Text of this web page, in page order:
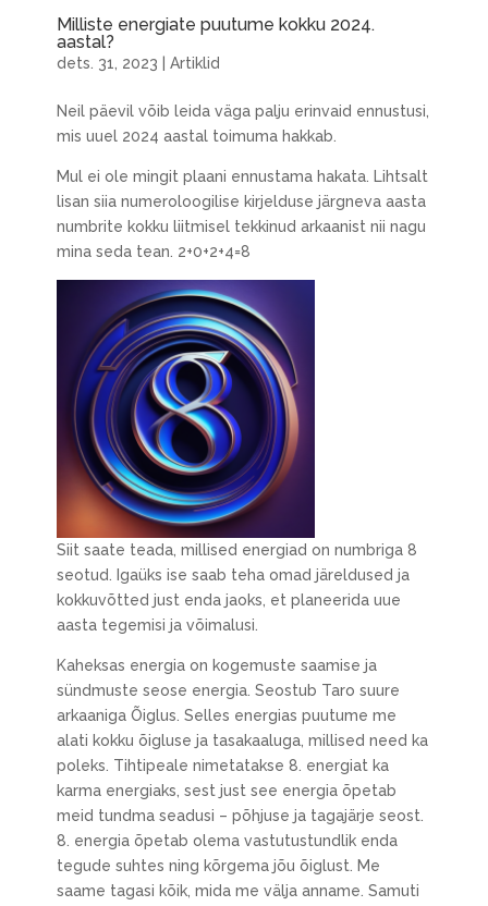
Milliste energiate puutume kokku 2024.
aastal?
dets. 31, 2023 Artiklid
Neil päevil võib leida väga palju erinvaid ennustusi,
mis uuel 2024 aastal toimuma hakkab.
Mul ei ole mingit plaani ennustama hakata. Lihtsalt
lisan siia numeroloogilise kirjelduse järgneva aasta
numbrite kokku liitmisel tekkinud arkaanist nii nagu
mina seda tean. 2+0+2+4=8
Siit saate teada, millised energiad on numbriga 8
seotud. Igaüks ise saab teha omad järeldused ja
kokkuvõtted just enda jaoks, et planeerida uue
aasta tegemisi ja võimalusi.
Kaheksas energia on kogemuste saamise ja
sündmuste seose energia. Seostub Taro suure
arkaaniga Õiglus. Selles energias puutume me
alati kokku õigluse ja tasakaaluga, millised need ka
poleks. Tihtipeale nimetatakse 8. energiat ka
karma energiaks, sest just see energia õpetab
meid tundma seadusi – põhjuse ja tagajärje seost.
8. energia õpetab olema vastutustundlik enda
tegude suhtes ning kõrgema jõu õiglust. Me
saame tagasi kõik, mida me välja anname. Samuti